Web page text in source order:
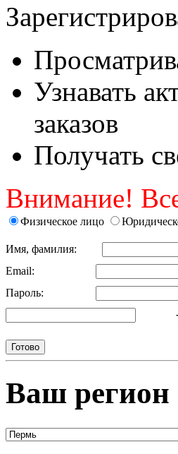
Узнавать
заказов
Получать
Внимание!
Физическое лицо
Имя, фамилия:
Email:
Пароль:
Ваш регион